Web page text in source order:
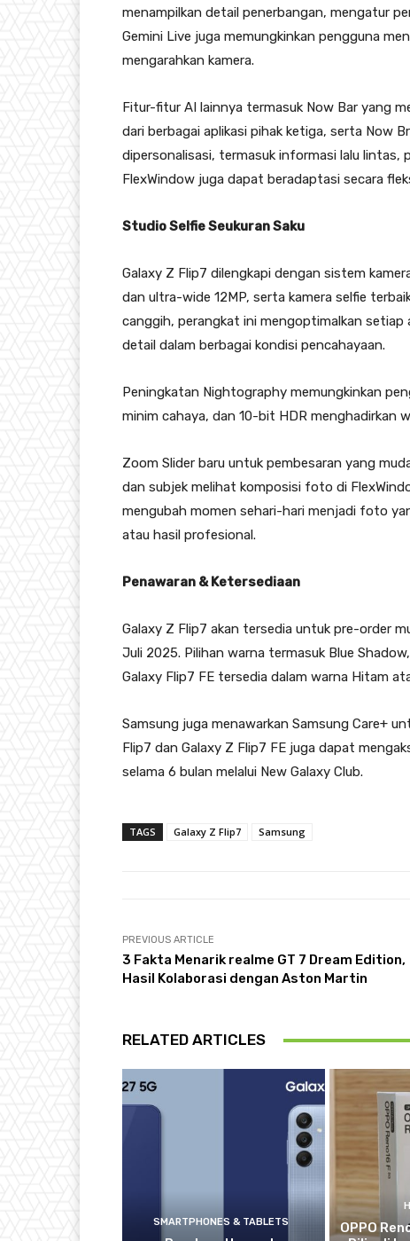
menampilkan detail penerbangan, mengatur
Gemini Live juga memungkinkan pengguna
mengarahkan kamera.
Fitur-fitur AI lainnya termasuk Now Bar yang
dari berbagai aplikasi pihak ketiga, serta Now
dipersonalisasi, termasuk informasi lalu lintas,
FlexWindow juga dapat beradaptasi secara
Studio Selfie Seukuran Saku
Galaxy Z Flip7 dilengkapi dengan sistem
dan ultra-wide 12MP, serta kamera selfie
canggih, perangkat ini mengoptimalkan
detail dalam berbagai kondisi pencahayaan.
Peningkatan Nightography memungkinkan
minim cahaya, dan 10-bit HDR menghadirkan
Zoom Slider baru untuk pembesaran yang
dan subjek melihat komposisi foto di
mengubah momen sehari-hari menjadi foto
atau hasil profesional.
Penawaran & Ketersediaan
Galaxy Z Flip7 akan tersedia untuk pre-order
Juli 2025. Pilihan warna termasuk Blue
Galaxy Flip7 FE tersedia dalam warna Hitam
Samsung juga menawarkan Samsung Care+
Flip7 dan Galaxy Z Flip7 FE juga dapat
selama 6 bulan melalui New Galaxy Club.
TAGS Galaxy Z Flip7 Samsung
PREVIOUS ARTICLE
3 Fakta Menarik realme GT 7 Dream Edition,
Hasil Kolaborasi dengan Aston Martin
RELATED ARTICLES
SMARTPHONES & TABLETS
OPPO